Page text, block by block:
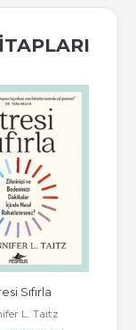
Sıfırla
L. Taitz